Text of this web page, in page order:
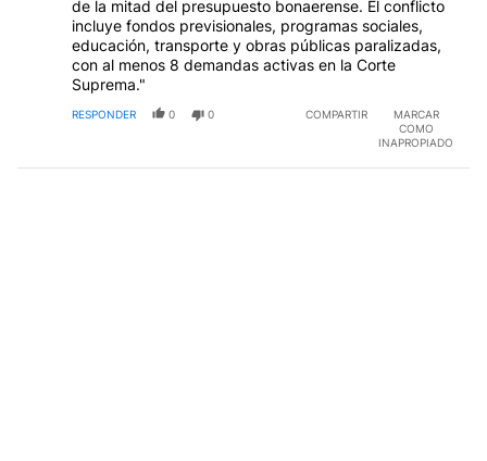
de la mitad del presupuesto bonaerense. El conflicto
incluye fondos previsionales, programas sociales,
educación, transporte y obras públicas paralizadas,
con al menos 8 demandas activas en la Corte
Suprema."
RESPONDER 0 0 COMPARTIR
MARCAR
COMO
INAPROPIADO